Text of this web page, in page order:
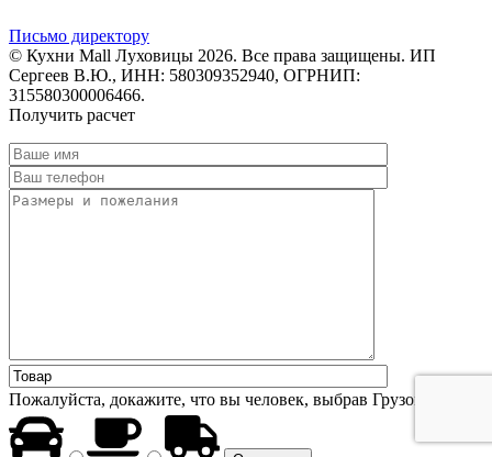
Письмо директору
© Кухни Mall Луховицы 2026. Все права защищены. ИП
Сергеев В.Ю., ИНН: 580309352940, ОГРНИП:
315580300006466.
Получить расчет
Пожалуйста, докажите, что вы человек, выбрав Грузовик